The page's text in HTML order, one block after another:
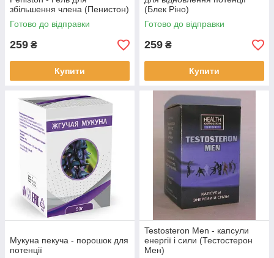
збільшення члена (Пенистон)
Готово до відправки
259 ₴
Купити
(Блек Ріно)
Готово до відправки
259 ₴
Купити
Мукуна пекуча - порошок для
потенції
Testosteron Men - капсули
енергії і сили (Тестостерон
Мен)